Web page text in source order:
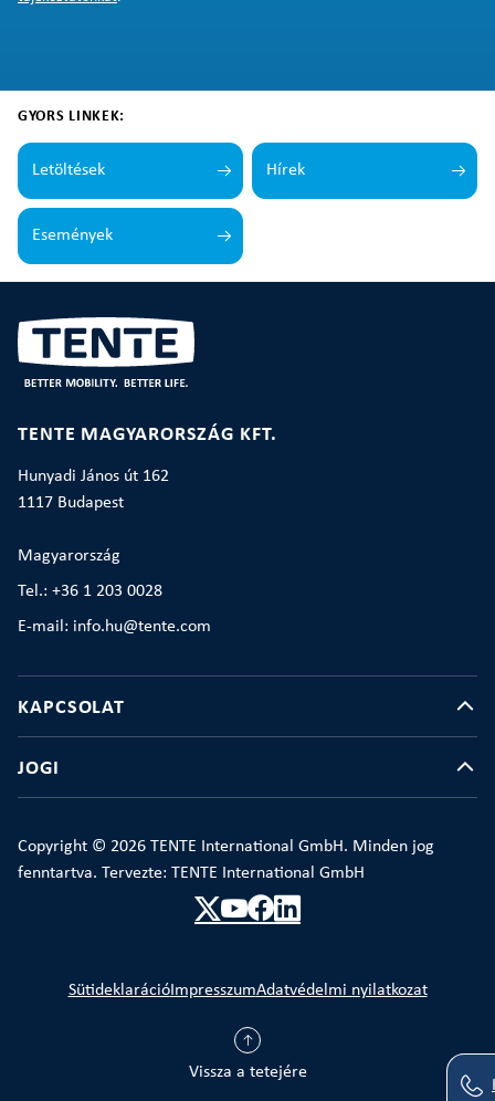
GYORS LINKEK:
Letöltések Hírek
Események
TENTE MAGYARORSZÁG KFT.
Hunyadi János út 162
1117 Budapest
Magyarország
Tel.: +36 1 203 0028
E-mail: info.hu@tente.com
KAPCSOLAT
JOGI
Copyright © 2026 TENTE International GmbH. Minden jog
fenntartva. Tervezte: TENTE International GmbH
Vissza a tetejére
SütideklarációImpresszumAdatvédelmi nyilatkozat